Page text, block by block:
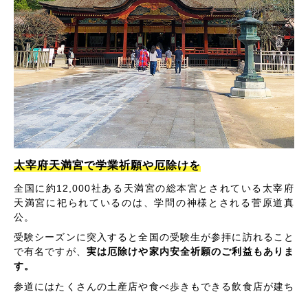
太宰府天満宮で学業祈願や厄除けを
全国に約12,000社ある天満宮の総本宮とされている太宰府
天満宮に祀られているのは、学問の神様とされる菅原道真
公。
受験シーズンに突入すると全国の受験生が参拝に訪れること
で有名ですが、 実は厄除けや家内安全祈願のご利益もありま
す。
参道にはたくさんの土産店や食べ歩きもできる飲食店が建ち